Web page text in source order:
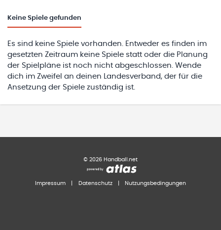
Keine Spiele gefunden
Es sind keine Spiele vorhanden. Entweder es finden im
gesetzten Zeitraum keine Spiele statt oder die Planung
der Spielpläne ist noch nicht abgeschlossen. Wende
dich im Zweifel an deinen Landesverband, der für die
Ansetzung der Spiele zuständig ist.
© 2026 Handball.net
Impressum Datenschutz Nutzungsbedingungen